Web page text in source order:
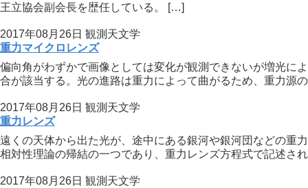
王立協会副会長を歴任している。 […]
2017年08月26日 観測天文学
重力マイクロレンズ
偏向角がわずかで画像としては変化が観測できないが増光に
合が該当する。光の進路は重力によって曲がるため、重力源
2017年08月26日 観測天文学
重力レンズ
遠くの天体から出た光が、途中にある銀河や銀河団などの重
相対性理論の帰結の一つであり、重力レンズ方程式で記述さ
2017年08月26日 観測天文学